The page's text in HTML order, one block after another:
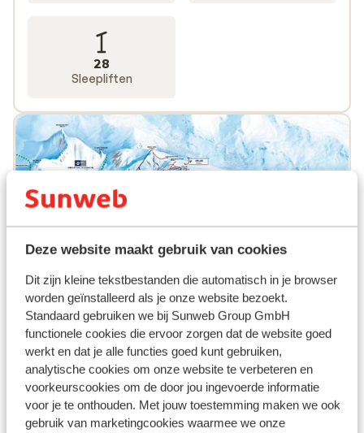
Deze website maakt gebruik van cookies
Dit zijn kleine tekstbestanden die automatisch in je browser
worden geïnstalleerd als je onze website bezoekt.
Standaard gebruiken we bij Sunweb Group GmbH
functionele cookies die ervoor zorgen dat de website goed
werkt en dat je alle functies goed kunt gebruiken,
analytische cookies om onze website te verbeteren en
voorkeurscookies om de door jou ingevoerde informatie
voor je te onthouden. Met jouw toestemming maken we ook
gebruik van marketingcookies waarmee we onze
28
Sleepliften
Populaire accommodaties